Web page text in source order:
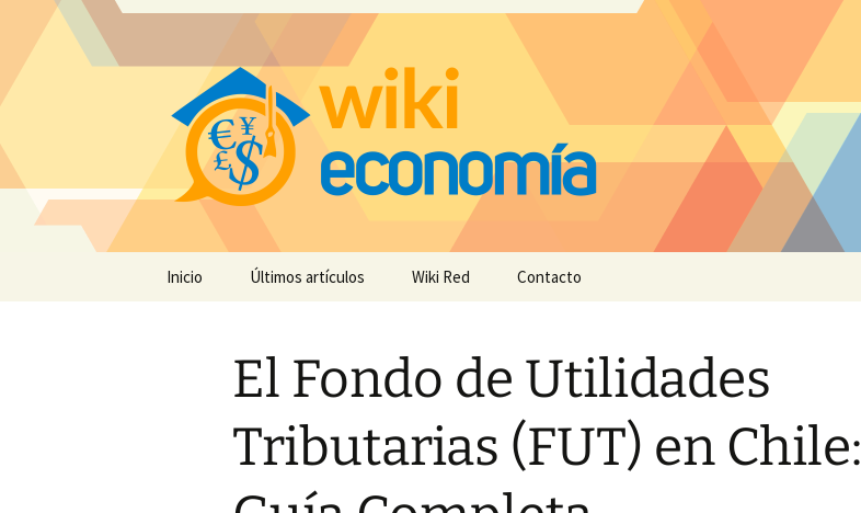
Inicio Últimos artículos Wiki Red Contacto
El Fondo de Utilidades
Tributarias (FUT) en Chile: